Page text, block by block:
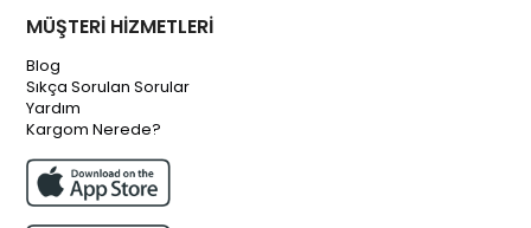
MÜŞTERİ HİZMETLERİ
Blog
Sıkça Sorulan Sorular
Yardım
Kargom Nerede?